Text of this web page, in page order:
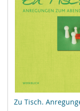
Zu Tisch.